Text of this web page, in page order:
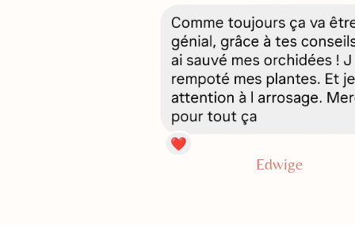
Edwige